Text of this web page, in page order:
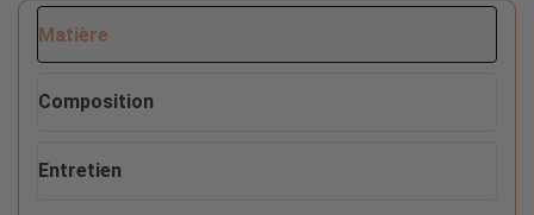
Matière
Composition
Entretien